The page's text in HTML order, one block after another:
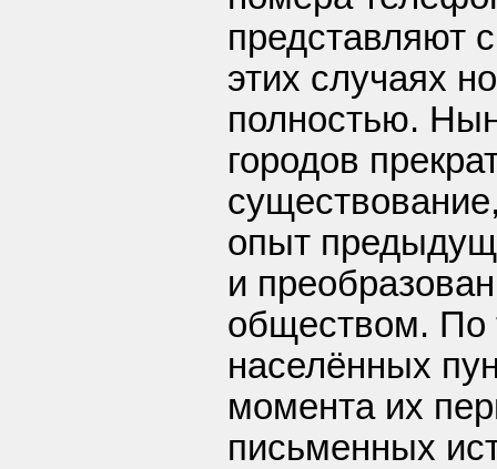
представляют
этих случаях
полностью.
городов
опыт
и
обществом. По
населённых
момента их
письменных